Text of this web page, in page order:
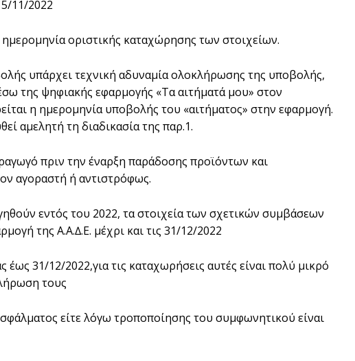
11/2022
οριστικής καταχώρησης των στοιχείων.
υπάρχει τεχνική αδυναµία ολοκλήρωσης της υποβολής,
της ψηφιακής εφαρµογής «Τα αιτήµατά µου» στον
η ηµεροµηνία υποβολής του «αιτήµατος» στην εφαρµογή.
αµελητή τη διαδικασία της παρ.1.
πριν την έναρξη παράδοσης προϊόντων και
αγοραστή ή αντιστρόφως.
εντός του 2022, τα στοιχεία των σχετικών συµβάσεων
της Α.Α.∆.Ε. µέχρι και τις 31/12/2022
31/12/2022,για τις καταχωρήσεις αυτές είναι πολύ µικρό
τους
είτε λόγω τροποποίησης του συµφωνητικού είναι